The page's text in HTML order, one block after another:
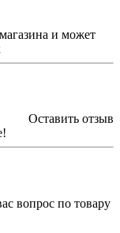
и может
Оставить отзыв
вопрос по товару